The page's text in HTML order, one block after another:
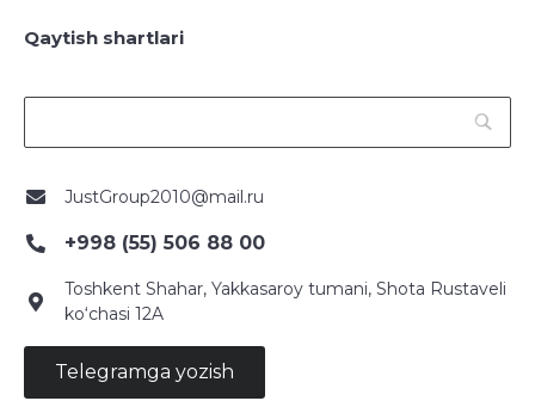
Qaytish shartlari
JustGroup2010@mail.ru
+998 (55) 506 88 00
Toshkent Shahar, Yakkasaroy tumani, Shota Rustaveli
ko‘chasi 12A
Telegramga yozish